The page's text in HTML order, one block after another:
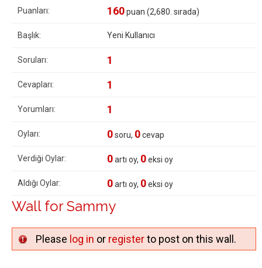
Puanları: 160puan (2,680 . sırada)
Başlık: Yeni Kullanıcı
Soruları: 1
Cevapları: 1
Yorumları: 1
Oyları: 0soru, 0cevap
Verdiği Oylar: 0artı oy, 0eksi oy
Aldığı Oylar: 0artı oy, 0eksi oy
Wall for Sammy
Please log in or registerto post on this wall.